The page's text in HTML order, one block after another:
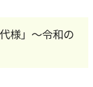
様」～令和の